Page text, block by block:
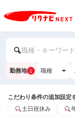
職種・キーワー
勤務地 1 職種
こだわり条件の追加設定
土日祝休み